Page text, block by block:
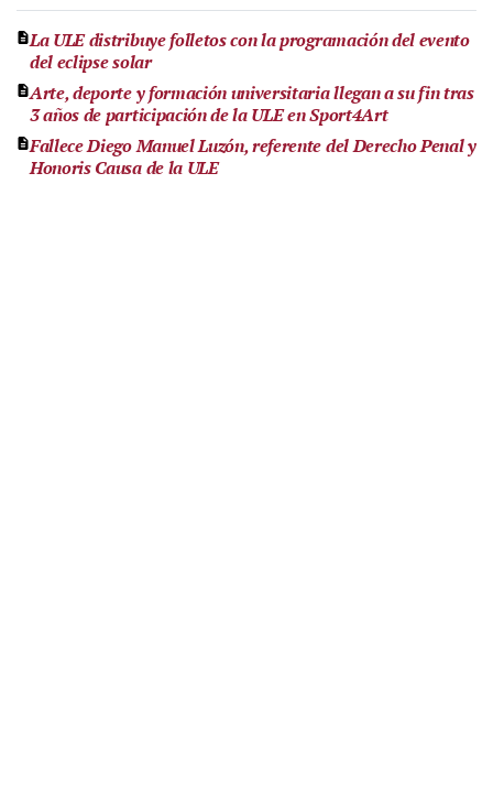
La ULE distribuye folletos con la programación del evento
del eclipse solar
Arte, deporte y formación universitaria llegan a su fin tras
3 años de participación de la ULE en Sport4Art
Fallece Diego Manuel Luzón, referente del Derecho Penal y
Honoris Causa de la ULE